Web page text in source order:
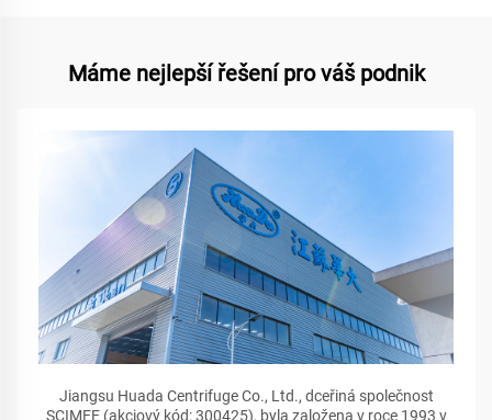
Máme nejlepší řešení pro váš podnik
Jiangsu Huada Centrifuge Co., Ltd., dceřiná společnost
SCIMEE (akciový kód: 300425), byla založena v roce 1993 v